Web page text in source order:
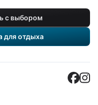
с выбором
для отдыха